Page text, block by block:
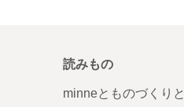
読みもの
minneとものづくりと